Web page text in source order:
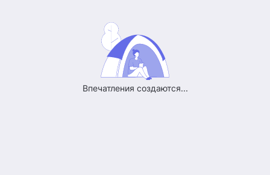
Впечатления создаются...